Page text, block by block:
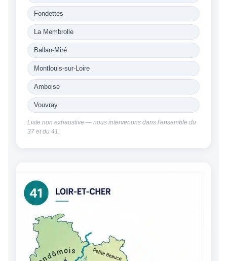
Fondettes
La Membrolle
Ballan-Miré
Montlouis-sur-Loire
Amboise
Vouvray
Liste non exhaustive — nous intervenons dans l'ensemble du
37 et du 41.